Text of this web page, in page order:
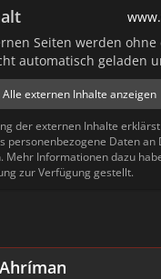
Seiten werden ohne
automatisch geladen
Alle externen Inhalte anzeigen
der externen Inhalte
personenbezogene Daten
Mehr Informationen dazu
zur Verfügung gestellt.